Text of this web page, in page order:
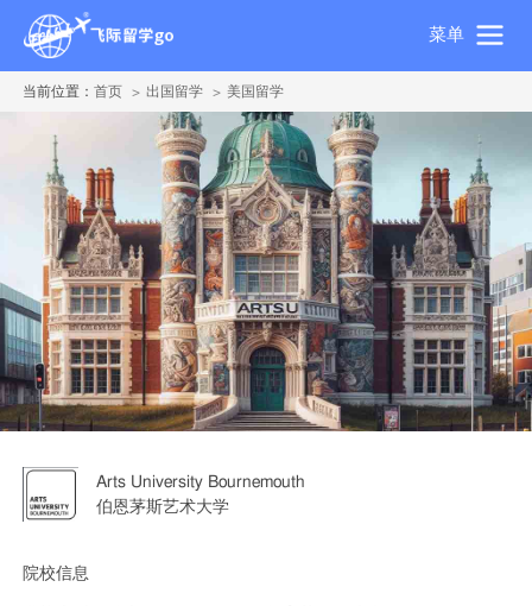
菜单
当前位置：首页 出国留学 美国留学
Arts University Bournemouth
伯恩茅斯艺术大学
院校信息